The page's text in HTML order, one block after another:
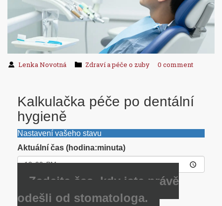
Lenka Novotná Zdraví a péče o zuby 0 comment
Kalkulačka péče po dentální
hygieně
Nastavení vašeho stavu
Aktuální čas (hodina:minuta)
Zadejte čas, kdy jste právě
odešli od stomatologa.